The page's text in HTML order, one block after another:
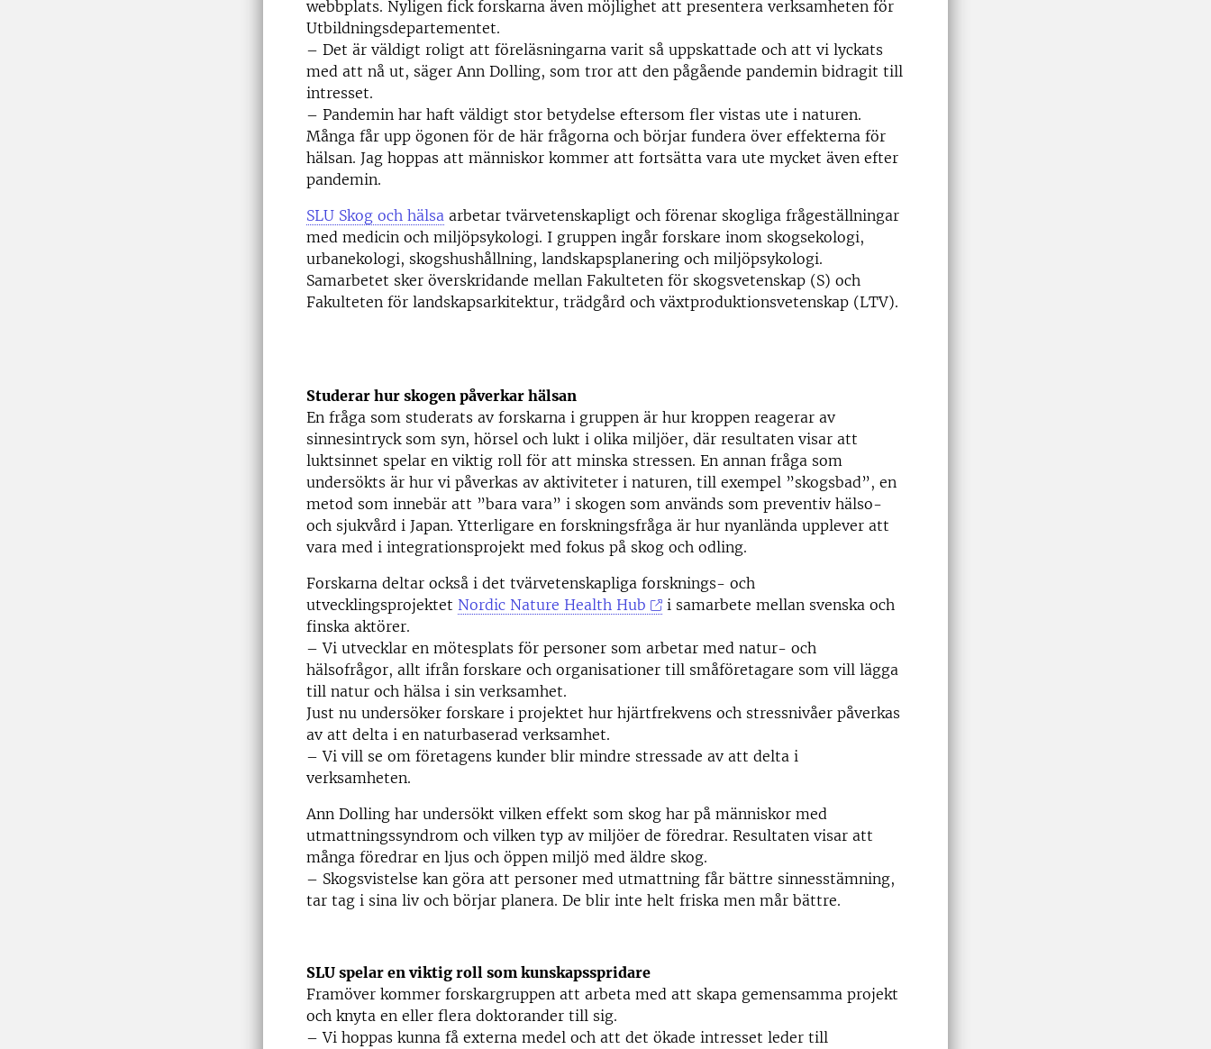
webbplats. Nyligen fick forskarna även möjlighet att presentera verksamheten för
Utbildningsdepartementet.
– Det är väldigt roligt att föreläsningarna varit så uppskattade och att vi lyckats
med att nå ut, säger Ann Dolling, som tror att den pågående pandemin bidragit till
intresset.
– Pandemin har haft väldigt stor betydelse eftersom fler vistas ute i naturen.
Många får upp ögonen för de här frågorna och börjar fundera över effekterna för
hälsan. Jag hoppas att människor kommer att fortsätta vara ute mycket även efter
pandemin.
SLU Skog och hälsa arbetar tvärvetenskapligt och förenar skogliga frågeställningar
med medicin och miljöpsykologi. I gruppen ingår forskare inom skogsekologi,
urbanekologi, skogshushållning, landskapsplanering och miljöpsykologi.
Samarbetet sker överskridande mellan Fakulteten för skogsvetenskap (S) och
Fakulteten för landskapsarkitektur, trädgård och växtproduktionsvetenskap (LTV).
Studerar hur skogen påverkar hälsan
En fråga som studerats av forskarna i gruppen är hur kroppen reagerar av
sinnesintryck som syn, hörsel och lukt i olika miljöer, där resultaten visar att
luktsinnet spelar en viktig roll för att minska stressen. En annan fråga som
undersökts är hur vi påverkas av aktiviteter i naturen, till exempel ”skogsbad”, en
metod som innebär att ”bara vara” i skogen som används som preventiv hälso-
och sjukvård i Japan. Ytterligare en forskningsfråga är hur nyanlända upplever att
vara med i integrationsprojekt med fokus på skog och odling.
Forskarna deltar också i det tvärvetenskapliga forsknings- och
utvecklingsprojektet Nordic Nature Health Hub
i samarbete mellan svenska och
finska aktörer.
– Vi utvecklar en mötesplats för personer som arbetar med natur- och
hälsofrågor, allt ifrån forskare och organisationer till småföretagare som vill lägga
till natur och hälsa i sin verksamhet.
Just nu undersöker forskare i projektet hur hjärtfrekvens och stressnivåer påverkas
av att delta i en naturbaserad verksamhet.
– Vi vill se om företagens kunder blir mindre stressade av att delta i
verksamheten.
Ann Dolling har undersökt vilken effekt som skog har på människor med
utmattningssyndrom och vilken typ av miljöer de föredrar. Resultaten visar att
många föredrar en ljus och öppen miljö med äldre skog.
– Skogsvistelse kan göra att personer med utmattning får bättre sinnesstämning,
tar tag i sina liv och börjar planera. De blir inte helt friska men mår bättre.
SLU spelar en viktig roll som kunskapsspridare
Framöver kommer forskargruppen att arbeta med att skapa gemensamma projekt
och knyta en eller flera doktorander till sig.
– Vi hoppas kunna få externa medel och att det ökade intresset leder till